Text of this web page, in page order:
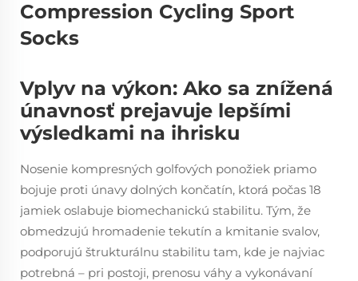
Vplyv na výkon: Ako sa znížená
únavnosť prejavuje lepšími
výsledkami na ihrisku
Nosenie kompresných golfových ponožiek priamo
bojuje proti únavy dolných končatín, ktorá počas 18
jamiek oslabuje biomechanickú stabilitu. Tým, že
obmedzujú hromadenie tekutín a kmitanie svalov,
podporujú štrukturálnu stabilitu tam, kde je najviac
potrebná – pri postoji, prenosu váhy a vykonávaní